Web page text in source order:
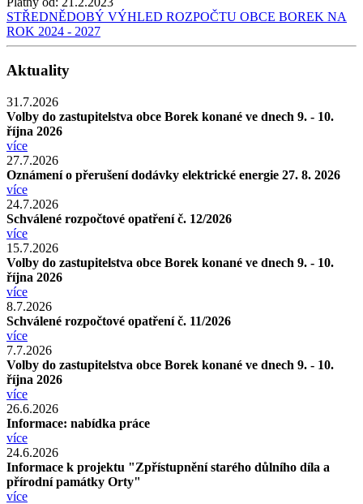
STŘEDNĚDOBÝ VÝHLED ROZPOČTU OBCE BOREK NA
ROK 2024 - 2027
Aktuality
31.7.2026
Volby do zastupitelstva obce Borek konané ve dnech 9. - 10.
října 2026
více
27.7.2026
Oznámení o přerušení dodávky elektrické energie 27. 8. 2026
více
24.7.2026
Schválené rozpočtové opatření č. 12/2026
více
15.7.2026
Volby do zastupitelstva obce Borek konané ve dnech 9. - 10.
října 2026
více
8.7.2026
Schválené rozpočtové opatření č. 11/2026
více
7.7.2026
Volby do zastupitelstva obce Borek konané ve dnech 9. - 10.
října 2026
více
26.6.2026
Informace: nabídka práce
více
24.6.2026
Informace k projektu "Zpřístupnění starého důlního díla a
přírodní památky Orty"
více